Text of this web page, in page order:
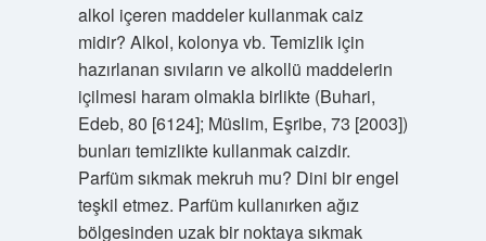
alkol içeren maddeler kullanmak caiz
midir? Alkol, kolonya vb. Temizlik için
hazırlanan sıvıların ve alkollü maddelerin
içilmesi haram olmakla birlikte (Buhari,
Edeb, 80 [6124]; Müslim, Eşribe, 73 [2003])
bunları temizlikte kullanmak caizdir.
Parfüm sıkmak mekruh mu? Dini bir engel
teşkil etmez. Parfüm kullanırken ağız
bölgesinden uzak bir noktaya sıkmak